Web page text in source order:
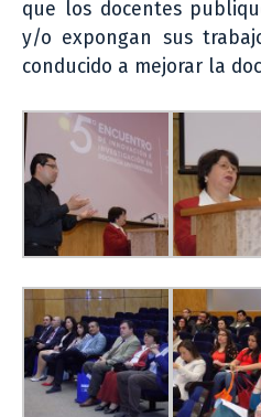
que los docentes
y/o expongan sus
conducido a mejorar la